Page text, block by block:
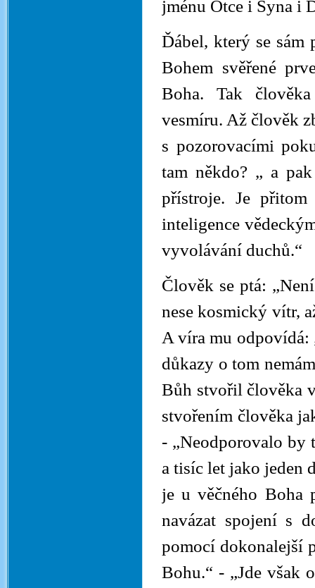
jménu Otce i Syna i
Ďábel, který se
Bohem svěřené
Boha. Tak
vesmíru. Až člověk
s pozorovacími
tam někdo? „ a
přístroje. Je
inteligence
vyvolávání duchů.“
Člověk se ptá:
nese kosmický vítr,
A víra mu odpovídá:
důkazy o tom
Bůh stvořil člověka
stvořením člověka
- „Neodporovalo by
a tisíc let jako jeden
je u věčného Boha
navázat spojení s
pomocí dokonalejší
Bohu.“ - „Jde však